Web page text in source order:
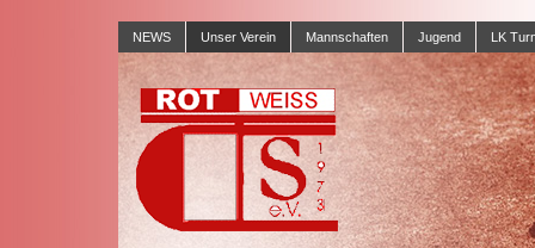
NEWS Unser Verein Mannschaften Jugend LK